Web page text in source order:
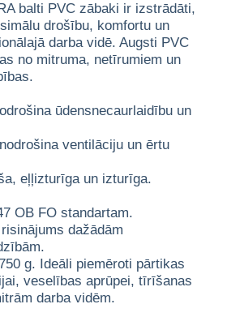
balti PVC zābaki ir izstrādāti,
drošību, komfortu un
darba vidē. Augsti PVC
no mitruma, netīrumiem un
ūdensnecaurlaidību un
ventilāciju un ērtu
eļļizturīga un izturīga.
OB FO standartam.
dažādām
g. Ideāli piemēroti pārtikas
veselības aprūpei, tīrīšanas
darba vidēm.